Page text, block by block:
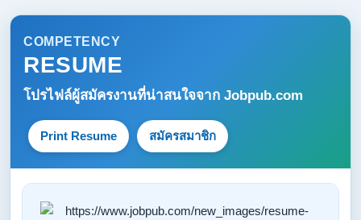
COMPETENCY
RESUME
โปรไฟล์ผู้สมัครงานที่น่าสนใจจาก Jobpub.com
Print Resume สมัครสมาชิก